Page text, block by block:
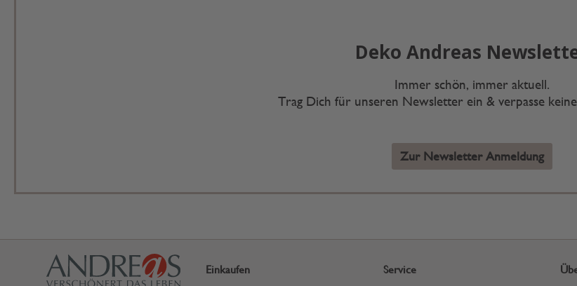
Deko Andreas
Immer schön, immer aktuell.
Trag Dich für unseren Newsletter ein & verpasse
Zur Newsletter Anmeldung
Einkaufen Service